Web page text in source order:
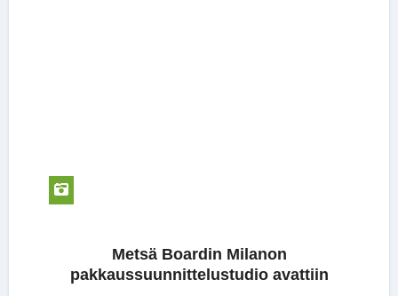
Metsä Boardin Milanon
pakkaussuunnittelustudio avattiin